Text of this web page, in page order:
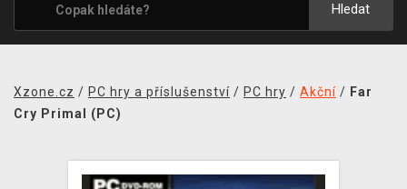
Hledat
TÉMATIKY
MERCHANDISE
Xzone.cz / PC hry a příslušenství / PC hry / Akční / Far
Cry Primal (PC)